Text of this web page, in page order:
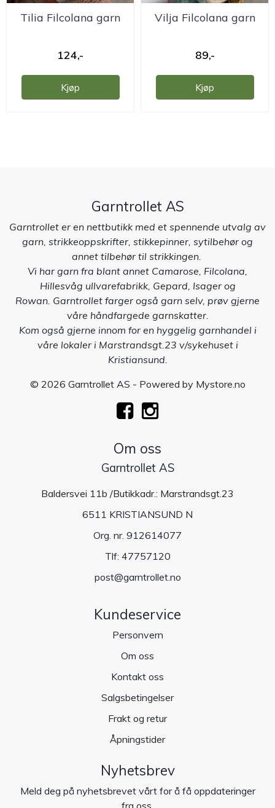
Tilia Filcolana garn
124,-
Kjøp
Vilja Filcolana garn
89,-
Kjøp
Garntrollet AS
Garntrollet er en nettbutikk med et spennende utvalg av
garn, strikkeoppskrifter, stikkepinner, sytilbehør og
annet tilbehør til strikkingen.
Vi har garn fra blant annet Camarose, Filcolana,
Hillesvåg ullvarefabrikk, Gepard, Isager og
Rowan. Garntrollet farger også garn selv, prøv gjerne
våre håndfargede garnskatter.
Kom også gjerne innom for en hyggelig garnhandel i
våre lokaler i Marstrandsgt.23 v/sykehuset i
Kristiansund.
© 2026 Garntrollet AS - Powered by Mystore.no
Om oss
Garntrollet AS
Baldersvei 11b /Butikkadr.: Marstrandsgt.23
6511 KRISTIANSUND N
Org. nr. 912614077
Tlf: 47757120
post@garntrollet.no
Kundeservice
Personvern
Om oss
Kontakt oss
Salgsbetingelser
Frakt og retur
Åpningstider
Nyhetsbrev
Meld deg på nyhetsbrevet vårt for å få oppdateringer